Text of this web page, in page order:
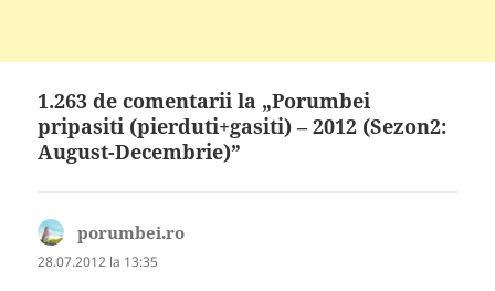
1.263 de comentarii la „Porumbei
pripasiti (pierduti+gasiti) – 2012 (Sezon2:
August-Decembrie)”
porumbei.ro
28.07.2012 la 13:35